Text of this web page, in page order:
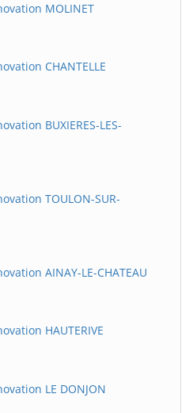
MOLINET
CHANTELLE
BUXIERES-LES-
TOULON-SUR-
AINAY-LE-CHATEAU
HAUTERIVE
LE DONJON